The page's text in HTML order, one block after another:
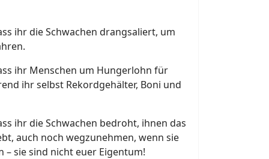
ihr die Schwachen drangsaliert, um
ihr Menschen um Hungerlohn für
ihr selbst Rekordgehälter, Boni und
ihr die Schwachen bedroht, ihnen das
auch noch wegzunehmen, wenn sie
– sie sind nicht euer Eigentum!